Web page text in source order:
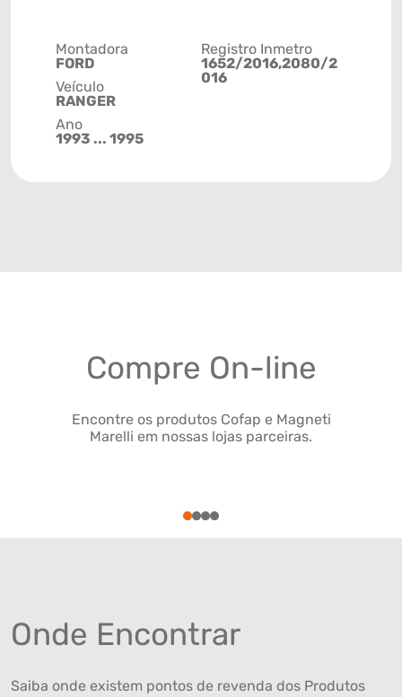
Montadora
FORD
Veículo
RANGER
Ano
1993 ... 1995
Registro Inmetro
1652/2016,2080/2
016
Compre On-line
Encontre os produtos Cofap e Magneti
Marelli em nossas lojas parceiras.
1234
Onde Encontrar
Saiba onde existem pontos de revenda dos Produtos